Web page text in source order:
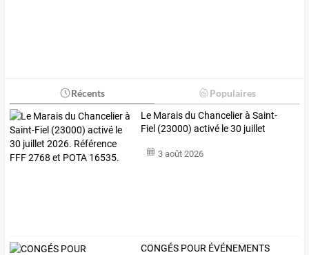
Récents Populaires
Le Maraisdu Chancelierà Saint-
Fiel (23000) activé le30 juillet
3 août 2026
CONGÉS POUR ÉVÉNEMENTS